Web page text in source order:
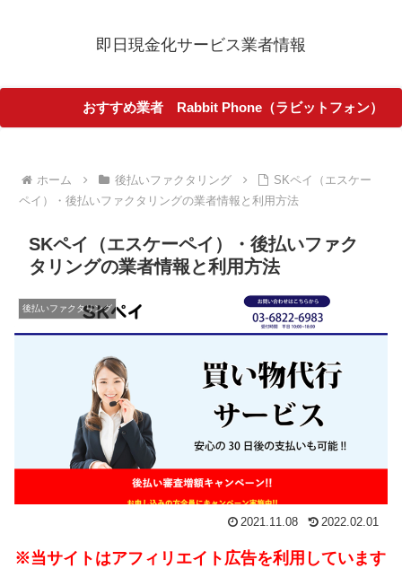
即日現金化サービス業者情報
おすすめ業者 Rabbit Phone（ラビットフォン）
ホーム 後払いファクタリング
SKペイ（エスケー
ペイ）・後払いファクタリングの業者情報と利用方法
SKペイ（エスケーペイ）・後払いファク
タリングの業者情報と利用方法
後払いファクタリング
2021.11.08 2022.02.01
※当サイトはアフィリエイト広告を利用しています